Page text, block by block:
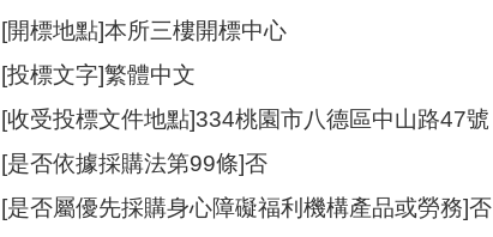
[開標地點]本所三樓開標中心
[投標文字]繁體中文
[收受投標文件地點]334桃園市八德區中山路47號
[是否依據採購法第99條]否
[是否屬優先採購身心障礙福利機構產品或勞務]否